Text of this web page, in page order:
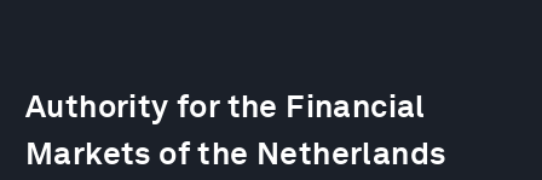
Authority for the Financial
Markets of the Netherlands